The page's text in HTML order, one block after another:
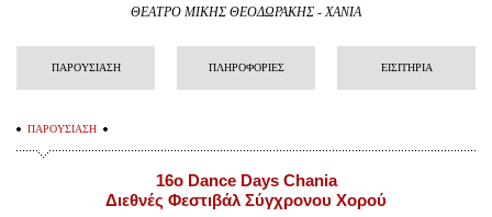
ΘΕΑΤΡΟ ΜΙΚΗΣ ΘΕΟΔΩΡΑΚΗΣ - ΧΑΝΙΑ
ΠΑΡΟΥΣΙΑΣΗ ΠΛΗΡΟΦΟΡΙΕΣ ΕΙΣΙΤΗΡΙΑ
ΠΑΡΟΥΣΙΑΣΗ
16o Dance Days Chania
Διεθνές Φεστιβάλ Σύγχρονου Χορού